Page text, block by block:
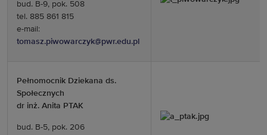
bud. B-9, pok. 508
tel. 885 861 815
e-mail:
tomasz.piwowarczyk@pwr.edu.pl
Pełnomocnik Dziekana ds.
Społecznych
dr inż. Anita PTAK
bud. B-5, pok. 206